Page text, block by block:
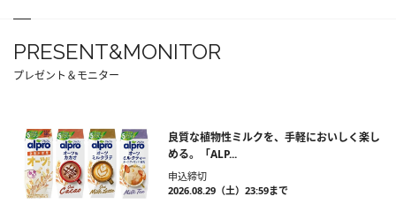
PRESENT&MONITOR
プレゼント＆モニター
良質な植物性ミルクを、手軽においしく楽し
める。「ALP...
申込締切
2026.08.29（土）23:59まで